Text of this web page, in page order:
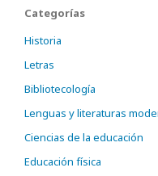
Categorías
Historia
Letras
Bibliotecología
Lenguas y literaturas
Ciencias de la educación
Educación física